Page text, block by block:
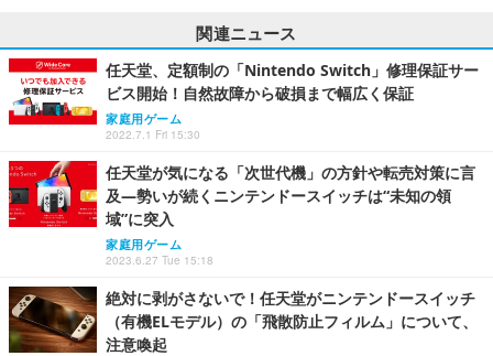
関連ニュース
任天堂、定額制の「Nintendo Switch」修理保証サー
ビス開始！自然故障から破損まで幅広く保証
家庭用ゲーム
2022.7.1 Fri 15:30
任天堂が気になる「次世代機」の方針や転売対策に言
及―勢いが続くニンテンドースイッチは“未知の領
域”に突入
家庭用ゲーム
2023.6.27 Tue 15:18
絶対に剥がさないで！任天堂がニンテンドースイッチ
（有機ELモデル）の「飛散防止フィルム」について、
注意喚起